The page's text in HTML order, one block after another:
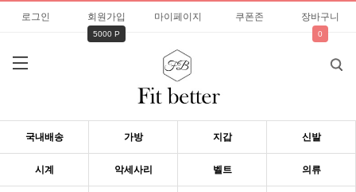
로그인 회원가입
5000 P
마이페이지 쿠폰존 장바구니
0
국내배송 가방 지갑 신발
시계 악세사리 벨트 의류